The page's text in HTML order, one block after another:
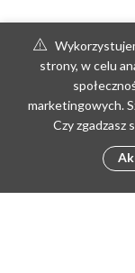
strony, w celu
marketingowych.
Czy zgadzasz